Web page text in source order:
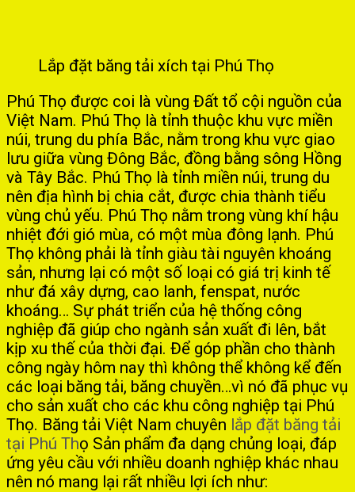
Lắp đặt băng tải xích tại Phú Thọ
Phú Thọ được coi là vùng Đất tổ cội nguồn của
Việt Nam. Phú Thọ là tỉnh thuộc khu vực miền
núi, trung du phía Bắc, nằm trong khu vực giao
lưu giữa vùng Đông Bắc, đồng bằng sông Hồng
và Tây Bắc. Phú Thọ là tỉnh miền núi, trung du
nên địa hình bị chia cắt, được chia thành tiểu
vùng chủ yếu. Phú Thọ nằm trong vùng khí hậu
nhiệt đới gió mùa, có một mùa đông lạnh. Phú
Thọ không phải là tỉnh giàu tài nguyên khoáng
sản, nhưng lại có một số loại có giá trị kinh tế
như đá xây dựng, cao lanh, fenspat, nước
khoáng… Sự phát triển của hệ thống công
nghiệp đã giúp cho ngành sản xuất đi lên, bắt
kịp xu thế của thời đại. Để góp phần cho thành
công ngày hôm nay thì không thể không kể đến
các loại băng tải, băng chuyền…vì nó đã phục vụ
cho sản xuất cho các khu công nghiệp tại Phú
Thọ. Băng tải Việt Nam chuyên lắp đặt băng tải
tại Phú Thọ Sản phẩm đa dạng chủng loại, đáp
ứng yêu cầu với nhiều doanh nghiệp khác nhau
nên nó mang lại rất nhiều lợi ích như: